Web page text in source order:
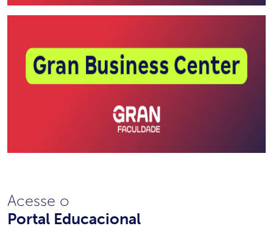
Acesse o
Portal Educacional